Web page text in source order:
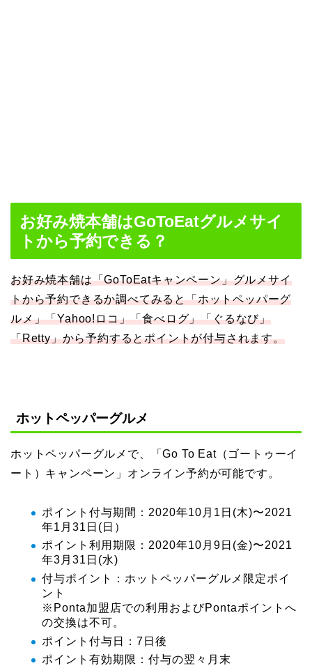
お好み焼本舗はGoToEatグルメサイ
トから予約できる？
お好み焼本舗は「GoToEatキャンペーン」グルメサイ
トから予約できるか調べてみると「ホットペッパーグ
ルメ」「Yahoo!ロコ」「食べログ」「ぐるなび」
「Retty」から予約するとポイントが付与されます。
ホットペッパーグルメ
ホットペッパーグルメで、「Go To Eat（ゴートゥーイ
ート）キャンペーン」オンライン予約が可能です。
ポイント付与期間：2020年10月1日(木)〜2021
年1月31日(日）
ポイント利用期限：2020年10月9日(金)〜2021
年3月31日(水)
付与ポイント：ホットペッパーグルメ限定ポイ
ント
※Ponta加盟店での利用およびPontaポイントへ
の交換は不可。
ポイント付与日：7日後
ポイント有効期限：付与の翌々月末